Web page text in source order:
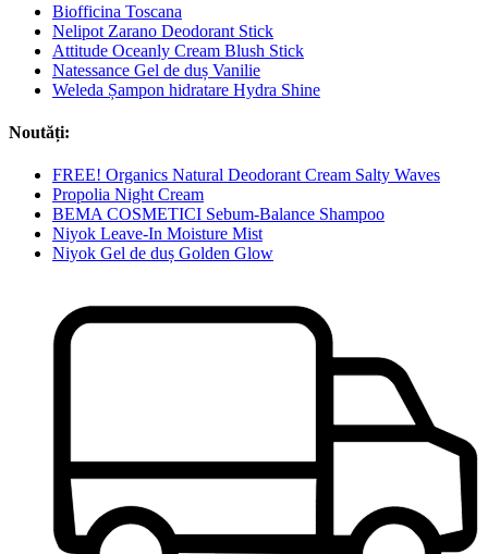
Biofficina Toscana
Nelipot Zarano Deodorant Stick
Attitude Oceanly Cream Blush Stick
Natessance Gel de duș Vanilie
Weleda Șampon hidratare Hydra Shine
Noutăți:
FREE! Organics Natural Deodorant Cream Salty Waves
Propolia Night Cream
BEMA COSMETICI Sebum-Balance Shampoo
Niyok Leave-In Moisture Mist
Niyok Gel de duș Golden Glow